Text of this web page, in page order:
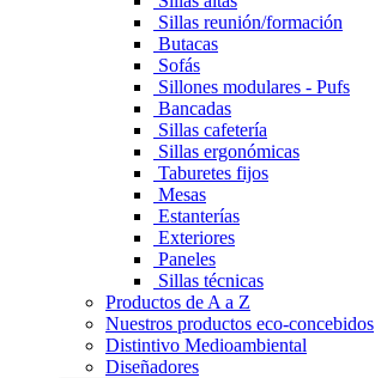
Sillas reunión/formación
Butacas
Sofás
Sillones modulares - Pufs
Bancadas
Sillas cafetería
Sillas ergonómicas
Taburetes fijos
Mesas
Estanterías
Exteriores
Paneles
Sillas técnicas
Productos de A a Z
Nuestros productos eco-concebidos
Distintivo Medioambiental
Diseñadores